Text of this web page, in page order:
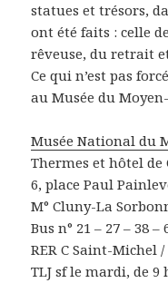
statues et trésors,
ont été faits : celle
rêveuse, du retrait
Ce qui n’est pas
au Musée du
Musée National du
Thermes et hôtel de
6, place Paul
M° Cluny-La
Bus n° 21 – 27 – 38 –
RER C Saint-Michel
TLJ sf le mardi, de 9